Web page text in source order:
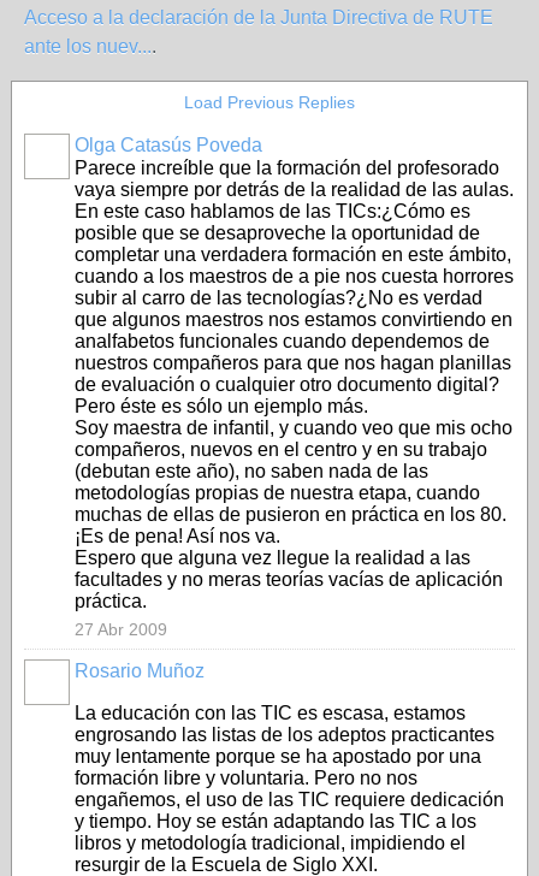
Acceso a la declaración de la Junta Directiva de RUTE
ante los nuev....
Load Previous Replies
Olga Catasús Poveda
Parece increíble que la formación del profesorado
vaya siempre por detrás de la realidad de las aulas.
En este caso hablamos de las TICs:¿Cómo es
posible que se desaproveche la oportunidad de
completar una verdadera formación en este ámbito,
cuando a los maestros de a pie nos cuesta horrores
subir al carro de las tecnologías?¿No es verdad
que algunos maestros nos estamos convirtiendo en
analfabetos funcionales cuando dependemos de
nuestros compañeros para que nos hagan planillas
de evaluación o cualquier otro documento digital?
Pero éste es sólo un ejemplo más.
Soy maestra de infantil, y cuando veo que mis ocho
compañeros, nuevos en el centro y en su trabajo
(debutan este año), no saben nada de las
metodologías propias de nuestra etapa, cuando
muchas de ellas de pusieron en práctica en los 80.
¡Es de pena! Así nos va.
Espero que alguna vez llegue la realidad a las
facultades y no meras teorías vacías de aplicación
práctica.
27 Abr 2009
Rosario Muñoz
La educación con las TIC es escasa, estamos
engrosando las listas de los adeptos practicantes
muy lentamente porque se ha apostado por una
formación libre y voluntaria. Pero no nos
engañemos, el uso de las TIC requiere dedicación
y tiempo. Hoy se están adaptando las TIC a los
libros y metodología tradicional, impidiendo el
resurgir de la Escuela de Siglo XXI.